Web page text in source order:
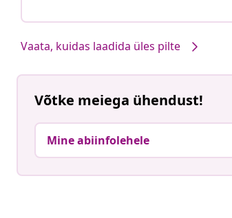
Vaata, kuidas laadida üles pilte
Võtke meiega ühendust!
Mine abiinfolehele